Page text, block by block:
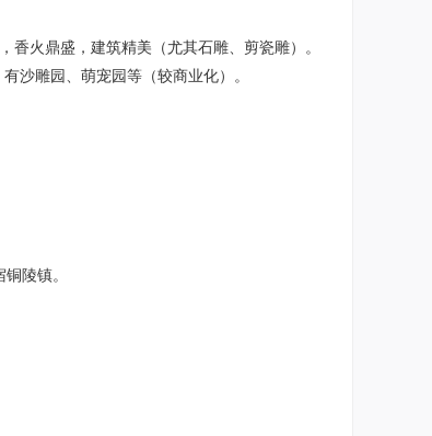
火鼎盛，建筑精美（尤其石雕、剪瓷雕）。
雕园、萌宠园等（较商业化）。
陵镇。